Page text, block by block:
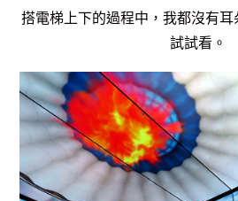
搭電梯上下的過程中，我都沒有
試試看。